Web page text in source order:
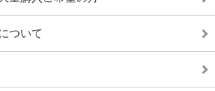
ついて